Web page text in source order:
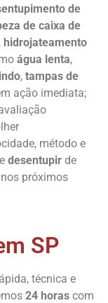
de
de caixa de
, hidrojateamento
água lenta,
, tampas de
ação imediata;
método e
desentupir de
próximos
SP
técnica e
24 horascom